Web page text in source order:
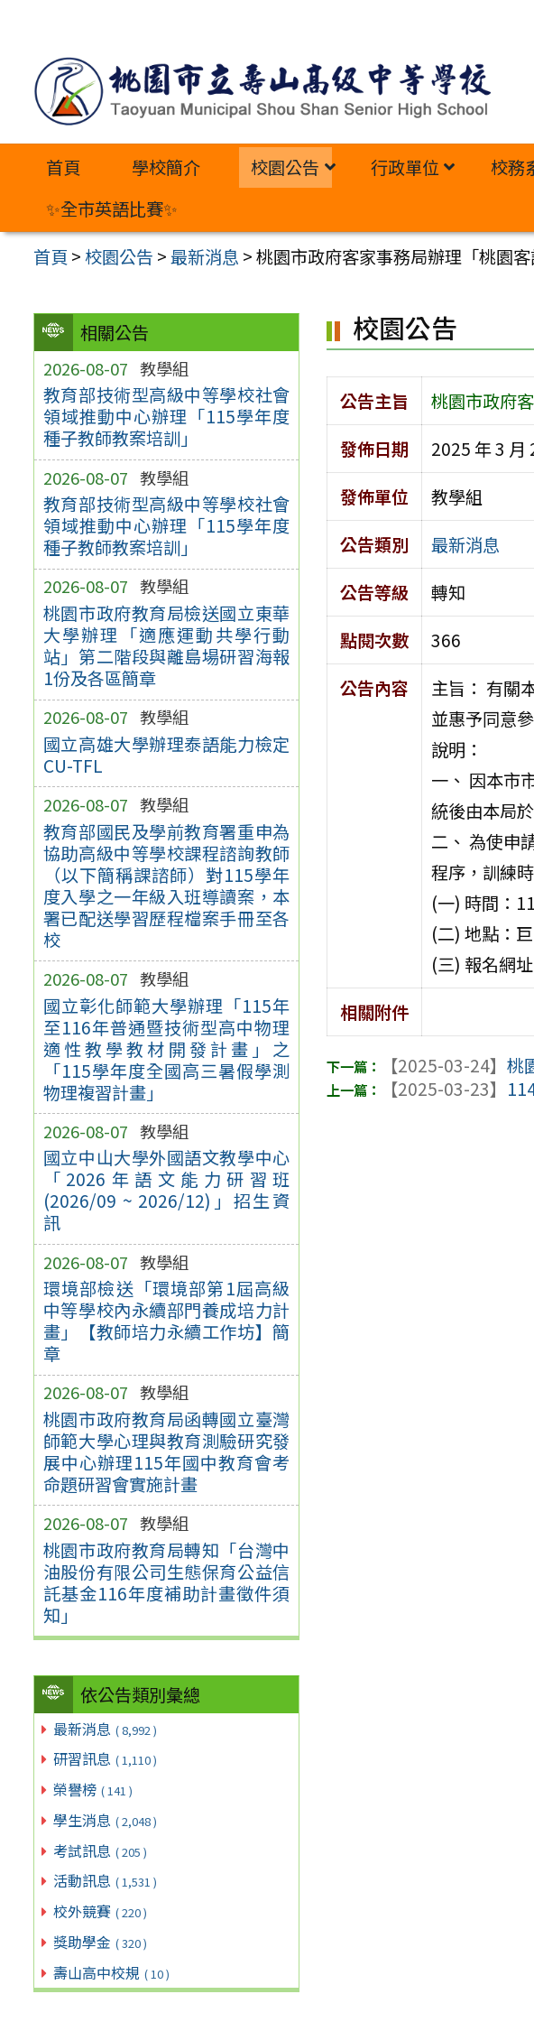
內
首頁 學校簡介 校園公告 行政單位 校務
✨全市英語比賽✨
首頁 >校園公告 >最新消息 >桃園市政府客家事務局辦理「桃園
相關公告
2026-08-07 教學組
教育部技術型高級中等學校社會
領域推動中心辦理「115學年度
種子教師教案培訓」
2026-08-07 教學組
教育部技術型高級中等學校社會
領域推動中心辦理「115學年度
種子教師教案培訓」
2026-08-07 教學組
桃園市政府教育局檢送國立東華
大學辦理「適應運動共學行動
站」第二階段與離島場研習海報
1份及各區簡章
2026-08-07 教學組
國立高雄大學辦理泰語能力檢定
CU-TFL
2026-08-07 教學組
教育部國民及學前教育署重申為
協助高級中等學校課程諮詢教師
（以下簡稱課諮師）對115學年
度入學之一年級入班導讀案，本
署已配送學習歷程檔案手冊至各
校
2026-08-07 教學組
國立彰化師範大學辦理「115年
至116年普通暨技術型高中物理
適性教學教材開發計畫」之
「115學年度全國高三暑假學測
物理複習計畫」
2026-08-07 教學組
國立中山大學外國語文教學中心
「2026年語文能力研習班
(2026/09 ~ 2026/12)」招生資
訊
2026-08-07 教學組
環境部檢送「環境部第1屆高級
中等學校內永續部門養成培力計
畫」【教師培力永續工作坊】簡
章
2026-08-07 教學組
桃園市政府教育局函轉國立臺灣
師範大學心理與教育測驗研究發
展中心辦理115年國中教育會考
命題研習會實施計畫
2026-08-07 教學組
桃園市政府教育局轉知「台灣中
油股份有限公司生態保育公益信
託基金116年度補助計畫徵件須
知」
依公告類別彙總
最新消息 ( 8,992 )
研習訊息 ( 1,110 )
榮譽榜 ( 141 )
學生消息 ( 2,048 )
考試訊息 ( 205 )
活動訊息 ( 1,531 )
校外競賽 ( 220 )
獎助學金 ( 320 )
壽山高中校規 ( 10 )
校園公告
公告主旨
桃園市政府
發佈日期
2025 年 3 月
發佈單位
教學組
公告類別
最新消息
公告等級
轉知
點閱次數
366
公告內容
主旨： 有關
並惠予同意
說明：
一、 因本市
統後由本局
二、 為使申
程序，訓練
(一) 時間：
(二) 地點：
(三) 報名網
相關附件
【2025-03-24】桃
【2025-03-23】